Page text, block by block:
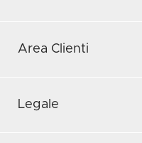
Area Clienti
Legale